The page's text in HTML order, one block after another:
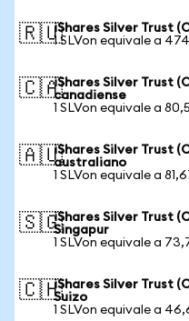
🇷🇺iShares Silver Trust
1 SLVon equivale a
🇨🇦iShares Silver Trust
canadiense
1 SLVon equivale a
🇦🇺iShares Silver Trust
australiano
1 SLVon equivale a
🇸🇬iShares Silver Trust
Singapur
1 SLVon equivale a
🇨🇭iShares Silver Trust
Suizo
1 SLVon equivale a